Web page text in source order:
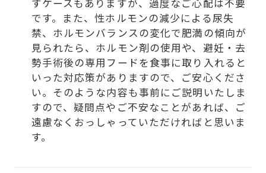
です。また、性ホルモンの減少による尿失
禁、ホルモンバランスの変化で肥満の傾向が
見られたら、ホルモン剤の使用や、避妊・去
勢手術後の専用フードを食事に取り入れると
いった対応策がありますので、ご安心くださ
い。そのような内容も事前にご説明いたしま
すので、疑問点やご不安なことがあれば、ご
遠慮なくおっしゃっていただければと思いま
す。